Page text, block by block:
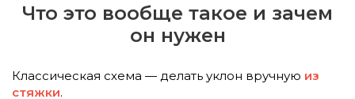
Что это вообще такое и зачем
он нужен
Классическая схема — делать уклон вручную из
стяжки.